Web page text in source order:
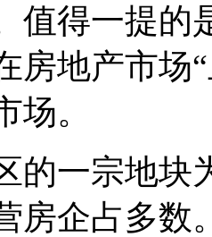
值得一提的
房地产市场
场。
一宗地块
房企占多数